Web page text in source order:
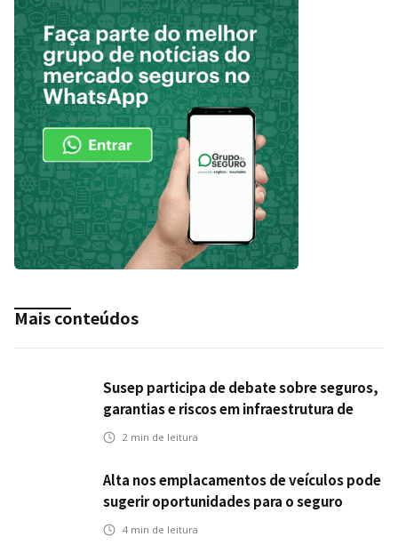
Mais conteúdos
Susep participa de debate sobre seguros,
garantias e riscos em infraestrutura de
transportes
2 min de leitura
Alta nos emplacamentos de veículos pode
sugerir oportunidades para o seguro
automotivo
4 min de leitura